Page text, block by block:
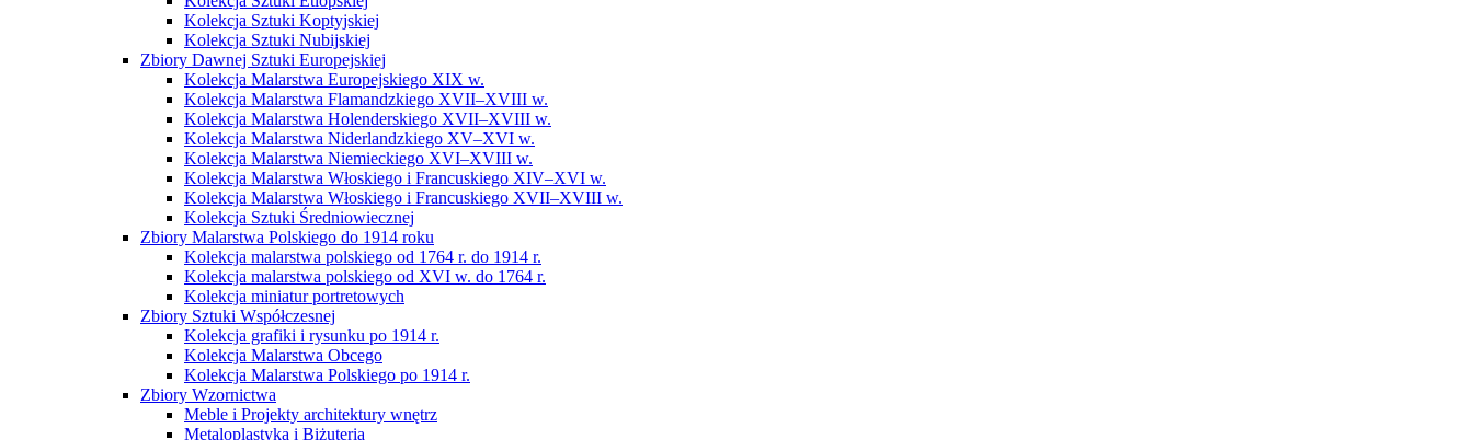
Kolekcja Sztuki Koptyjskiej
Kolekcja Sztuki Nubijskiej
Zbiory Dawnej Sztuki Europejskiej
Kolekcja Malarstwa Europejskiego XIX w.
Kolekcja Malarstwa Flamandzkiego XVII–XVIII w.
Kolekcja Malarstwa Holenderskiego XVII–XVIII w.
Kolekcja Malarstwa Niderlandzkiego XV–XVI w.
Kolekcja Malarstwa Niemieckiego XVI–XVIII w.
Kolekcja Malarstwa Włoskiego i Francuskiego XIV–XVI w.
Kolekcja Malarstwa Włoskiego i Francuskiego XVII–XVIII w.
Kolekcja Sztuki Średniowiecznej
Zbiory Malarstwa Polskiego do 1914 roku
Kolekcja malarstwa polskiego od 1764 r. do 1914 r.
Kolekcja malarstwa polskiego od XVI w. do 1764 r.
Kolekcja miniatur portretowych
Zbiory Sztuki Współczesnej
Kolekcja grafiki i rysunku po 1914 r.
Kolekcja Malarstwa Obcego
Kolekcja Malarstwa Polskiego po 1914 r.
Zbiory Wzornictwa
Meble i Projekty architektury wnętrz
Metaloplastyka i Biżuteria